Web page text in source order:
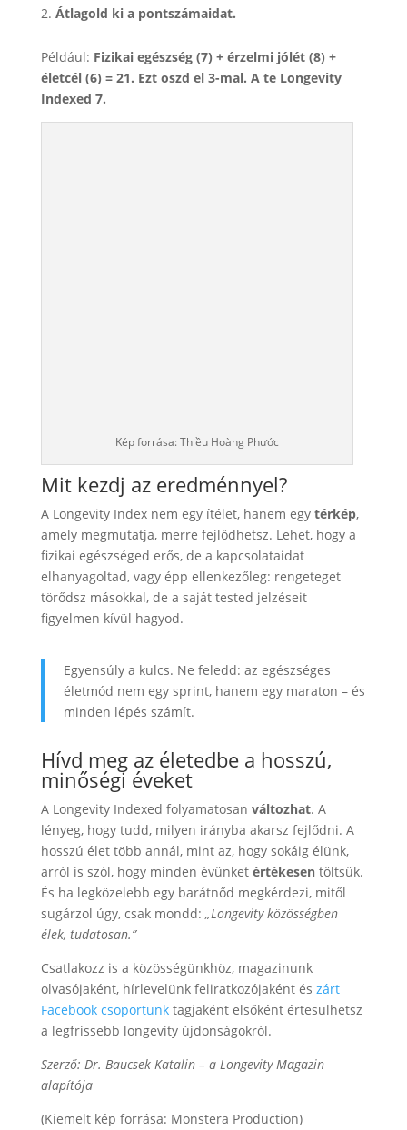
Átlagold ki a pontszámaidat.
Például: Fizikai egészség (7) + érzelmi jólét (8) +
életcél (6) = 21. Ezt oszd el 3-mal. A te Longevity
Indexed 7.
Kép forrása: Thiều Hoàng Phước
Mit kezdj az eredménnyel?
A Longevity Index nem egy ítélet, hanem egy térkép,
amely megmutatja, merre fejlődhetsz. Lehet, hogy a
fizikai egészséged erős, de a kapcsolataidat
elhanyagoltad, vagy épp ellenkezőleg: rengeteget
törődsz másokkal, de a saját tested jelzéseit
figyelmen kívül hagyod.
Egyensúly a kulcs. Ne feledd: az egészséges
életmód nem egy sprint, hanem egy maraton – és
minden lépés számít.
Hívd meg az életedbe a hosszú,
minőségi éveket
A Longevity Indexed folyamatosan változhat. A
lényeg, hogy tudd, milyen irányba akarsz fejlődni. A
hosszú élet több annál, mint az, hogy sokáig élünk,
arról is szól, hogy minden évünket értékesen töltsük.
És ha legközelebb egy barátnőd megkérdezi, mitől
sugárzol úgy, csak mondd: „Longevity közösségben
élek, tudatosan.”
Csatlakozz is a közösségünkhöz, magazinunk
olvasójaként, hírlevelünk feliratkozójaként és zárt
Facebook csoportunktagjaként elsőként értesülhetsz
a legfrissebb longevity újdonságokról.
Szerző: Dr. Baucsek Katalin – a Longevity Magazin
alapítója
(Kiemelt kép forrása: Monstera Production)